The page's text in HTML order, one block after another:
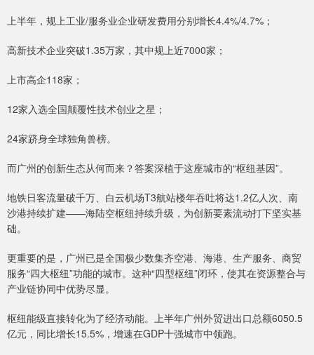
上半年，规上工业/服务业企业研发费用分别增长4.4%/4.7%；
高新技术企业突破1.35万家，其中规上近7000家；
上市高企118家；
12家入选全国颠覆性技术创业之星；
24家跻身全球独角兽榜。
而广州的创新生态从何而来？答案深植于这座城市的“枢纽基因”。
地铁日客流量破千万、白云机场T3航站楼年吞吐将达1.2亿人次、南
沙港持续扩建——海陆空枢纽持续升级，为创新要素流动打下坚实基
础。
更重要的是，广州已是全国极少数集齐空港、海港、生产服务、商贸
服务“四大枢纽”功能的城市。这种“四型枢纽”闭环，使其在资源整合与
产业链协同中优势尽显。
枢纽能级直接转化为了经济动能。上半年广州外贸进出口总额6050.5
亿元，同比增长15.5%，增速在GDP十强城市中领跑。